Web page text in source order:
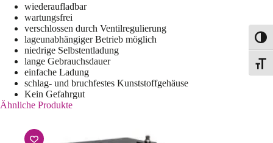
wiederaufladbar
wartungsfrei
verschlossen durch Ventilregulierung
lageunabhängiger Betrieb möglich
niedrige Selbstentladung
lange Gebrauchsdauer
einfache Ladung
schlag- und bruchfestes Kunststoffgehäuse
Kein Gefahrgut
Ähnliche Produkte